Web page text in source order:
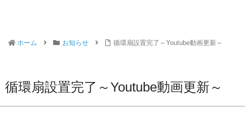
ホーム お知らせ 循環扇設置完了～Youtube動画更新～
循環扇設置完了～Youtube動画更新～